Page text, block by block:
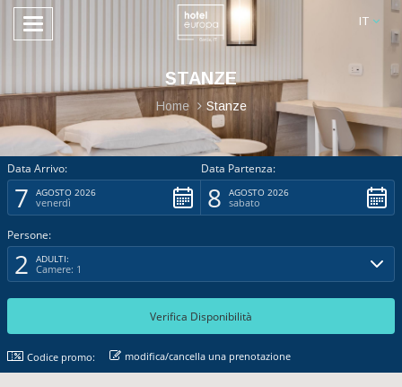
IT
STANZE
Home Stanze
Data Arrivo:
7 AGOSTO 2026
venerdì
Data Partenza:
8 AGOSTO 2026
sabato
Persone:
2 ADULTI:
Camere: 1
Codice promo: modifica/cancella una prenotazione